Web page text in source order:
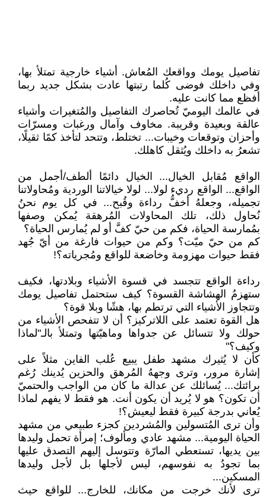
تفاصيل يومك وواقعك المُعاش. أشياء خارجية تمتلأ بها،
وفي داخلك فوضى كُلما رتبتها عادت بشكل جديد ربما
أفظع مما كانت عليه.
في عالمك اليوميّ تُحاصرك التفاصيل والمُتغيرات وأشياء
عالقة وبعيدة وقريبة. مخاوف وآمال ورغبات ومسرّات
وأحزان وتوقعات وخيبات... تختلط، وتتحد لتأخذ كمًا ثقيلًا،
تشعرُ به داخلك ويُثقل كاهلك.
الواقع مُقابل الخيال... الخيال دائمًا ألطف/أجمل من
الواقع... الواقع رديء لولا... لولا خيالاتنا الوردية ومُحاولاتنا
تجميله، وجعلهُ أخفُّ رداءة وقُبح... في كل يوم نحنُ
نُحاول ذلك، تلك المحاولات المُرهقة يُمكن وصفها
بمُمارسة الحياة، فكم من حيّ كفَّ أو لم يُمارس الحياة؟
كم من حيّ ميّت؟ وكم من حيوات فارغة من أيّ جُهد
فقط حيوات مهزومة وخاضعة للواقع ومُجرياته؟!
رداءة الواقع تتجسد في قسوة الأشياء وبلادتها، فكيف
ستهزمُ الهشاشة القسوة؟ كيف ستحتمل تفاصيل يومك
وتتجاوز الأشياء التي ترتطم بها، هشًا وبلا قوة؟
هل القوة تعتمد على اللاتركيز؟ أن لا تتفحص الأشياء من
حولك ولا تتسائل عن جدواها وماهيّتها وتمتلأ بالـ"لماذا
وكيف؟"
كأن لا يُثيرك مشهد طفل يبيع عُلب الفاين مثلاً على
إشارة مرور، وترى وجههُ المُرهق والحزين يُدينك رُغم
برائتك... يُسائلك عن عدالة ما كان من الواجب والحتميّ
أن تكون؟ هو لا يُريد أن يكون أنت. هو فقط لا يفهم لماذا
يُعاني بدرجة كبيرة فقط ليعيش؟!
وأن ترى المُتسولين والمُشردين كجزء طبيعي من مشهد
الحياة اليومية... مشهد عادي ومألوف؛ إمرأة تحمل وليدها
بين يديها، تستعطي المارّة وتتوسل إليهم التصدق عليها
بما تجودُ به نفوسهم، ليس لأجلها بل لأجل وليدها
المسكين...
ترى لأنك خرجت من مكانك، للخارج... للواقع حيث